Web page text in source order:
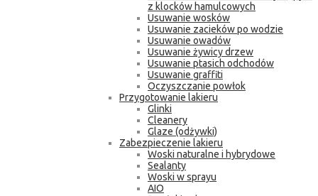
z klocków hamulcowych
Usuwanie wosków
Usuwanie zacieków po wodzie
Usuwanie owadów
Usuwanie żywicy drzew
Usuwanie ptasich odchodów
Usuwanie graffiti
Oczyszczanie powłok
Przygotowanie lakieru
Glinki
Cleanery
Glaze (odżywki)
Zabezpieczenie lakieru
Woski naturalne i hybrydowe
Sealanty
Woski w sprayu
AIO